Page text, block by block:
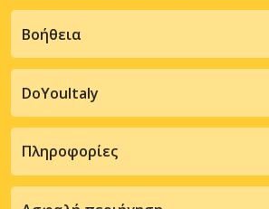
Βοήθεια
DoYouItaly
Πληροφορίες